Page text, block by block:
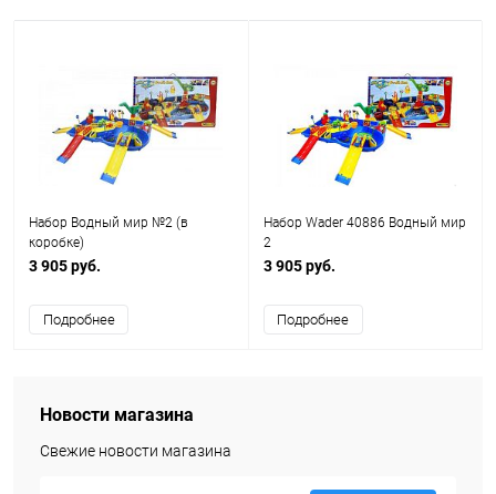
Набор Водный мир №2 (в
коробке)
3 905 руб.
Подробнее
Набор Wader 40886 Водный мир
2
3 905 руб.
Подробнее
Новости магазина
Свежие новости магазина